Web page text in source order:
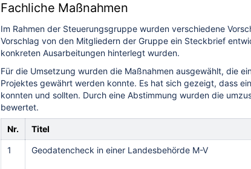
Fachliche Maßnahmen
Im Rahmen der Steuerungsgruppe wurden verschiedene
Vorschlag von den Mitgliedern der Gruppe ein Steckbrief
konkreten Ausarbeitungen hinterlegt wurden.
Für die Umsetzung wurden die Maßnahmen ausgewählt, die
Projektes gewährt werden konnte. Es hat sich gezeigt, dass
konnten und sollten. Durch eine Abstimmung wurden die
bewertet.
Nr. Titel
1 Geodatencheck in einer Landesbehörde M-V